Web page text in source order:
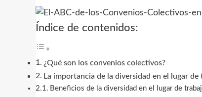
Índice de contenidos:
¿Qué son los convenios colectivos?
La importancia de la diversidad en el lugar de
Beneficios de la diversidad en el lugar de